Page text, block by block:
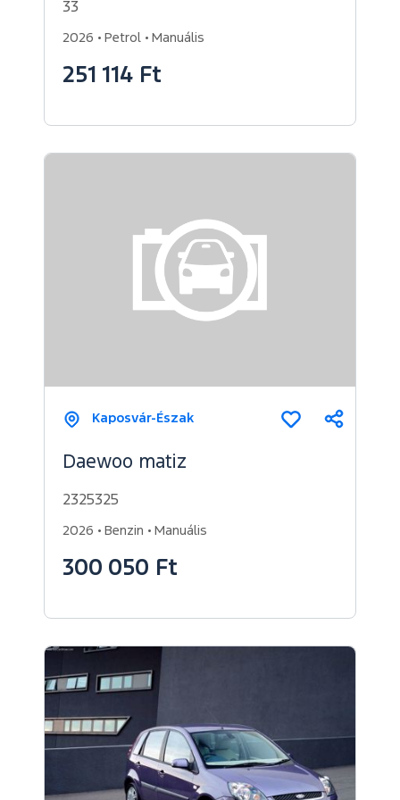
33
2026 Petrol Manuális
251 114 Ft
Kaposvár-Észak
Daewoo matiz
2325325
2026 Benzin Manuális
300 050 Ft